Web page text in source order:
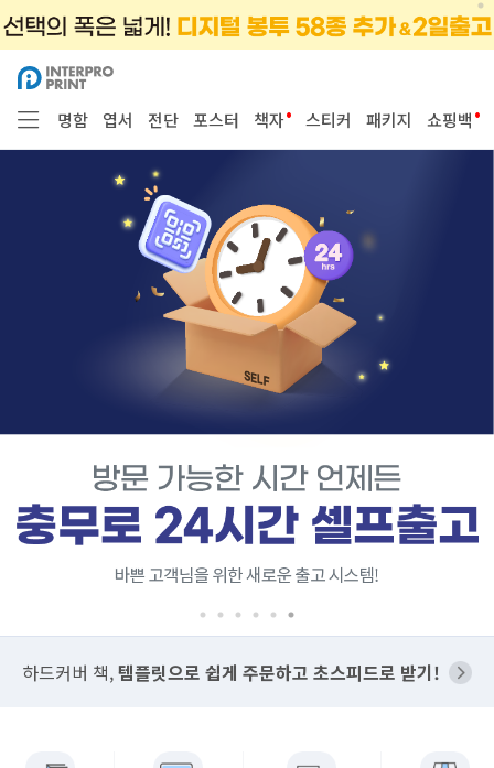
명함 엽서 전단 포스터 책자• 스티커 패키지 쇼핑백•
하드커버 책,템플릿으로 쉽게 주문하고 초스피드로 받기!